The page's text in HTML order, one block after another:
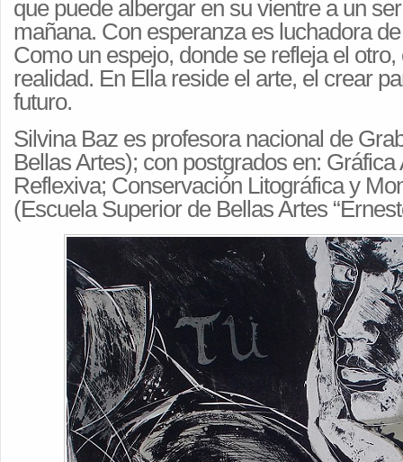
que puede albergar en su vientre a un
mañana. Con esperanza es luchadora
Como un espejo, donde se refleja el
realidad. En Ella reside el arte, el crear
futuro.
Silvina Baz es profesora nacional de
Bellas Artes); con postgrados en:
Reflexiva; Conservación Litográfica y
(Escuela Superior de Bellas Artes